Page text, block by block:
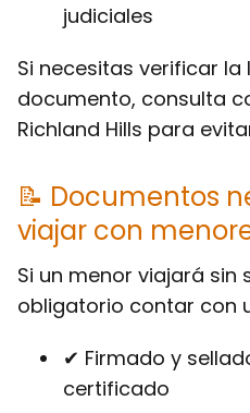
judiciales
Si necesitas verificar la
documento, consulta
Richland Hills para
📝 Documentos
viajar con
Si un menor viajará sin
obligatorio contar con
✔ Firmado y
certificado